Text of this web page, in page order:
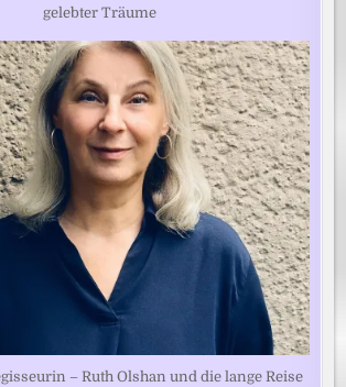
gelebter Träume
– Ruth Olshan und die lange Reise